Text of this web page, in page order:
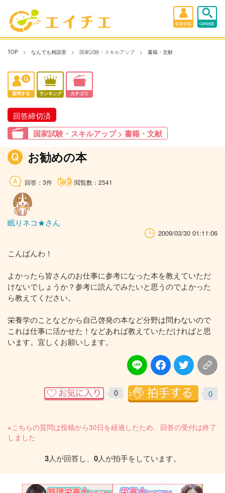
新規登録 Q&A検索
TOP なんでも相談室 国家試験・スキルアップ 書籍・文献
質問する ランキング カテゴリ
回答締切済
国家試験・スキルアップ > 書籍・文献
お勧めの本
回答：3件 閲覧数：2541
眠りネコ★さん
2009/03/30 01:11:06
こんばんわ！
よかったら皆さんのお仕事に参考になった本を教えていただ
けないでしょうか？参考に読んでみたいと思うのでよかった
ら教えてください。
栄養学のことなどから自己啓発の本など分野は問わないので
これは仕事に活かせた！などあれば教えていただければと思
います。宜しくお願いします。
0 0
※こちらの質問は投稿から30日を経過したため、回答の受付は終了
しました
3人が回答し、 0人が拍手をしています。